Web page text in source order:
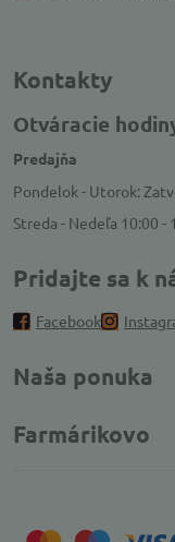
Kontakty
Otváracie
Predajňa
Pondelok - Utorok:
Streda - Nedeľa 10:00 -
Pridajte sa k
Facebook
Naša ponuka
Farmárikovo